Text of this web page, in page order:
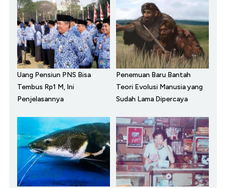
Uang Pensiun PNS Bisa
Tembus Rp1 M, Ini
Penjelasannya
Penemuan Baru Bantah
Teori Evolusi Manusia yang
Sudah Lama Dipercaya